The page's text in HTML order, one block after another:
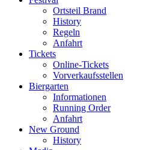
Ortsteil Brand
History
Regeln
Anfahrt
Tickets
Online-Tickets
Vorverkaufsstellen
Biergarten
Informationen
Running Order
Anfahrt
New Ground
History